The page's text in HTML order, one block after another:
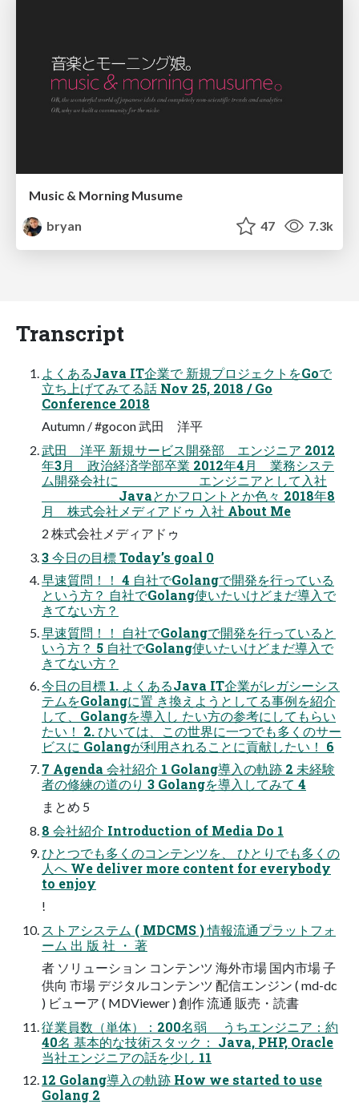
Music & Morning Musume
bryan
47 7.3k
Transcript
よくあるJava IT企業で 新規プロジェクトをGoで
立ち上げてみてる話 Nov 25, 2018 / Go
Conference 2018
Autumn / #gocon 武田 洋平
武田 洋平 新規サービス開発部 エンジニア 2012
年3月 政治経済学部卒業 2012年4月 業務システ
ム開発会社に エンジニアとして入社
Javaとかフロントとか色々 2018年8
月 株式会社メディアドゥ 入社 About Me
2 株式会社メディアドゥ
3 今日の目標 Today’s goal 0
早速質問！！ 4 自社でGolangで開発を行っている
という方？ 自社でGolang使いたいけどまだ導入で
きてない方？
早速質問！！ 自社でGolangで開発を行っていると
いう方？ 5 自社でGolang使いたいけどまだ導入で
きてない方？
今日の目標 1. よくあるJava IT企業がレガシーシス
テムをGolangに置 き換えようとしてる事例を紹介
して、Golangを導入し たい方の参考にしてもらい
たい！ 2. ひいては、この世界に一つでも多くのサー
ビスに Golangが利用されることに貢献したい！ 6
7 Agenda 会社紹介 1 Golang導入の軌跡 2 未経験
者の修練の道のり 3 Golangを導入してみて 4
まとめ 5
8 会社紹介 Introduction of Media Do 1
ひとつでも多くのコンテンツを、 ひとりでも多くの
人へ We deliver more content for everybody
to enjoy
!
ストアシステム ( MDCMS ) 情報流通プラットフォ
ーム 出 版 社 ・ 著
者 ソリューション コンテンツ 海外市場 国内市場 子
供向 市場 デジタルコンテンツ 配信エンジン ( md-dc
) ビューア ( MDViewer ) 創作 流通 販売・読書
従業員数（単体）：200名弱 うちエンジニア：約
40名 基本的な技術スタック： Java, PHP, Oracle
当社エンジニアの話を少し 11
12 Golang導入の軌跡 How we started to use
Golang 2